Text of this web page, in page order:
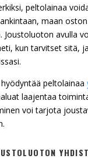
peltolainaa
maan
Joustoluoton avulla
kun tarvitset sitä,
peltolainaa
laajentaa
voi tarjota